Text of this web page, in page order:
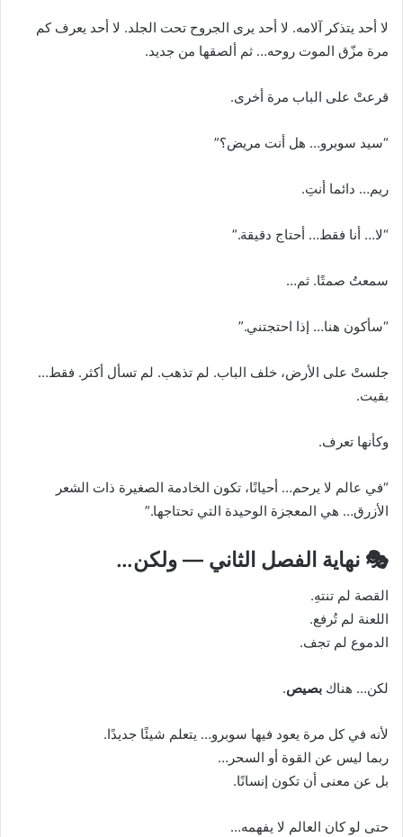
لا أحد يتذكر آلامه. لا أحد يرى الجروح تحت الجلد. لا أحد يعرف كم
مرة مزّق الموت روحه… ثم ألصقها من جديد.
قرعتْ على الباب مرة أخرى.
“سيد سوبرو… هل أنت مريض؟”
ريم… دائما أنتِ.
“لا… أنا فقط… أحتاج دقيقة.”
سمعتُ صمتًا. ثم…
“سأكون هنا… إذا احتجتني.”
جلستْ على الأرض، خلف الباب. لم تذهب. لم تسأل أكثر. فقط…
بقيت.
وكأنها تعرف.
“في عالم لا يرحم… أحيانًا، تكون الخادمة الصغيرة ذات الشعر
الأزرق… هي المعجزة الوحيدة التي تحتاجها.”
🎭 نهاية الفصل الثاني — ولكن…
القصة لم تنتهِ.
اللعنة لم تُرفع.
الدموع لم تجف.
لكن… هناك بصيص.
لأنه في كل مرة يعود فيها سوبرو… يتعلم شيئًا جديدًا.
ربما ليس عن القوة أو السحر…
بل عن معنى أن تكون إنسانًا.
حتى لو كان العالم لا يفهمه…